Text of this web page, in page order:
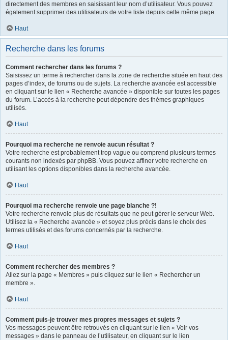
directement des membres en saisissant leur nom d’utilisateur. Vous pouvez
également supprimer des utilisateurs de votre liste depuis cette même page.
Haut
Recherche dans les forums
Comment rechercher dans les forums ?
Saisissez un terme à rechercher dans la zone de recherche située en haut des
pages d’index, de forums ou de sujets. La recherche avancée est accessible
en cliquant sur le lien « Recherche avancée » disponible sur toutes les pages
du forum. L’accès à la recherche peut dépendre des thèmes graphiques
utilisés.
Haut
Pourquoi ma recherche ne renvoie aucun résultat ?
Votre recherche est probablement trop vague ou comprend plusieurs termes
courants non indexés par phpBB. Vous pouvez affiner votre recherche en
utilisant les options disponibles dans la recherche avancée.
Haut
Pourquoi ma recherche renvoie une page blanche ?!
Votre recherche renvoie plus de résultats que ne peut gérer le serveur Web.
Utilisez la « Recherche avancée » et soyez plus précis dans le choix des
termes utilisés et des forums concernés par la recherche.
Haut
Comment rechercher des membres ?
Allez sur la page « Membres » puis cliquez sur le lien « Rechercher un
membre ».
Haut
Comment puis-je trouver mes propres messages et sujets ?
Vos messages peuvent être retrouvés en cliquant sur le lien « Voir vos
messages » dans le panneau de l’utilisateur, en cliquant sur le lien